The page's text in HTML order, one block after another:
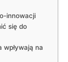
innowacji
się do
na